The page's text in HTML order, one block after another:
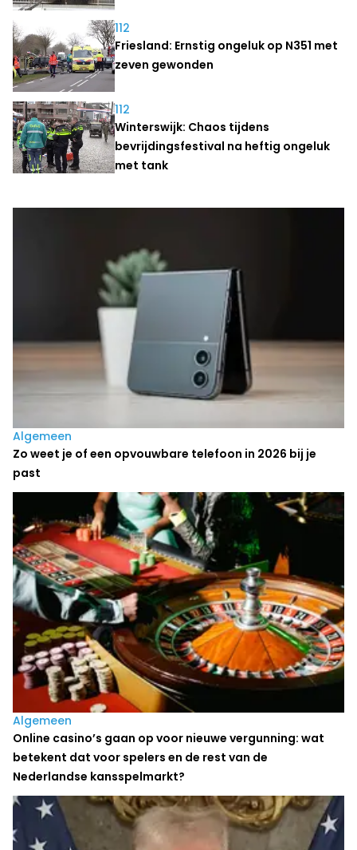
112
Friesland: Ernstig ongeluk op N351 met
zeven gewonden
112
Winterswijk: Chaos tijdens
bevrijdingsfestival na heftig ongeluk
met tank
Laatste nieuws
Algemeen
Zo weet je of een opvouwbare telefoon in 2026 bij je
past
Algemeen
Online casino’s gaan op voor nieuwe vergunning: wat
betekent dat voor spelers en de rest van de
Nederlandse kansspelmarkt?